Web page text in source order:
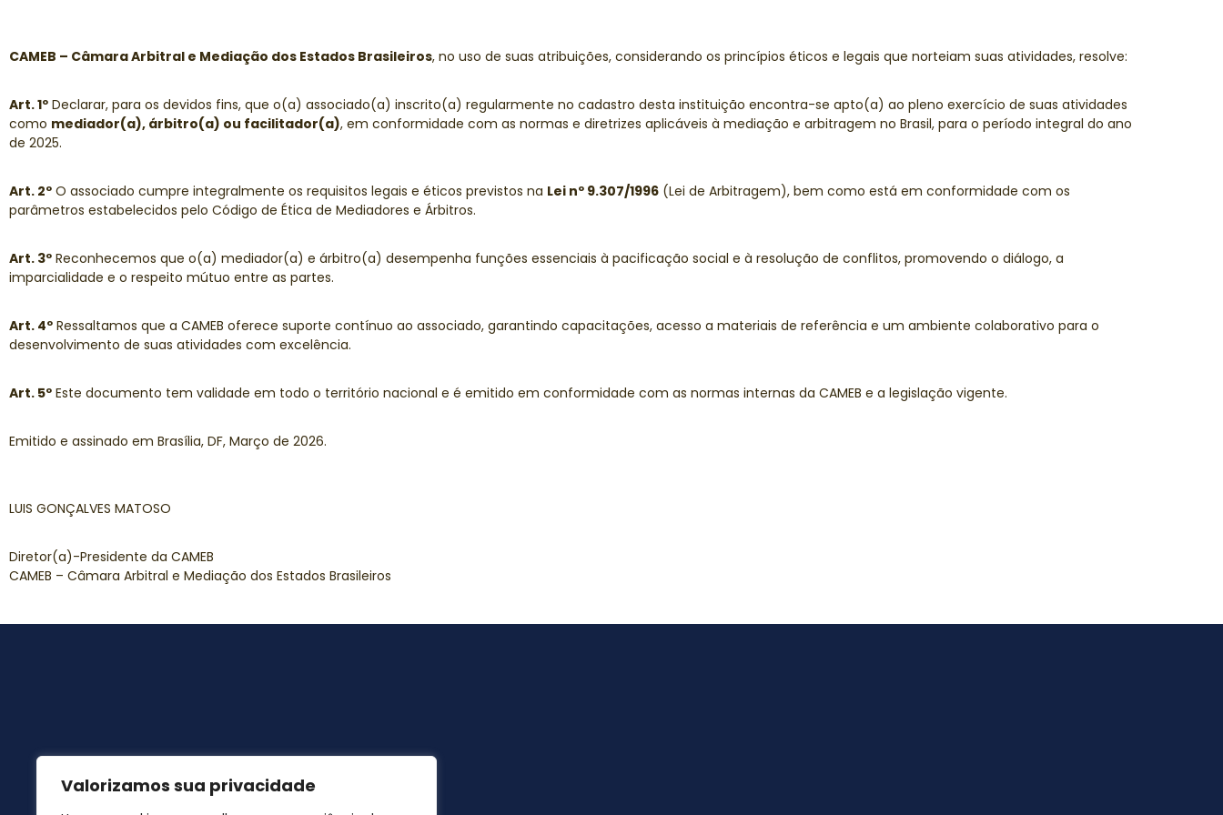
Valorizamos sua privacidade
CAMEB – Câmara Arbitral e Mediação dos Estados Brasileiros, no uso de suas atribuições, considerando os princípios éticos e legais que norteiam suas atividades, resolve:
Art. 1º Declarar, para os devidos fins, que o(a) associado(a) inscrito(a) regularmente no cadastro desta instituição encontra-se apto(a) ao pleno exercício de suas atividades
como mediador(a), árbitro(a) ou facilitador(a), em conformidade com as normas e diretrizes aplicáveis à mediação e arbitragem no Brasil, para o período integral do ano
de 2025.
Art. 2º O associado cumpre integralmente os requisitos legais e éticos previstos na Lei nº 9.307/1996 (Lei de Arbitragem), bem como está em conformidade com os
parâmetros estabelecidos pelo Código de Ética de Mediadores e Árbitros.
Art. 3º Reconhecemos que o(a) mediador(a) e árbitro(a) desempenha funções essenciais à pacificação social e à resolução de conflitos, promovendo o diálogo, a
imparcialidade e o respeito mútuo entre as partes.
Art. 4º Ressaltamos que a CAMEB oferece suporte contínuo ao associado, garantindo capacitações, acesso a materiais de referência e um ambiente colaborativo para o
desenvolvimento de suas atividades com excelência.
Art. 5º Este documento tem validade em todo o território nacional e é emitido em conformidade com as normas internas da CAMEB e a legislação vigente.
Emitido e assinado em Brasília, DF, Março de 2026.
LUIS GONÇALVES MATOSO
Diretor(a)-Presidente da CAMEB
CAMEB – Câmara Arbitral e Mediação dos Estados Brasileiros